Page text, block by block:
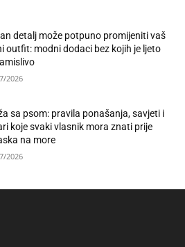
detalj može potpuno promijeniti vaš
outfit: modni dodaci bez kojih je ljeto
2026
sa psom: pravila ponašanja, savjeti i
koje svaki vlasnik mora znati prije
na more
2026